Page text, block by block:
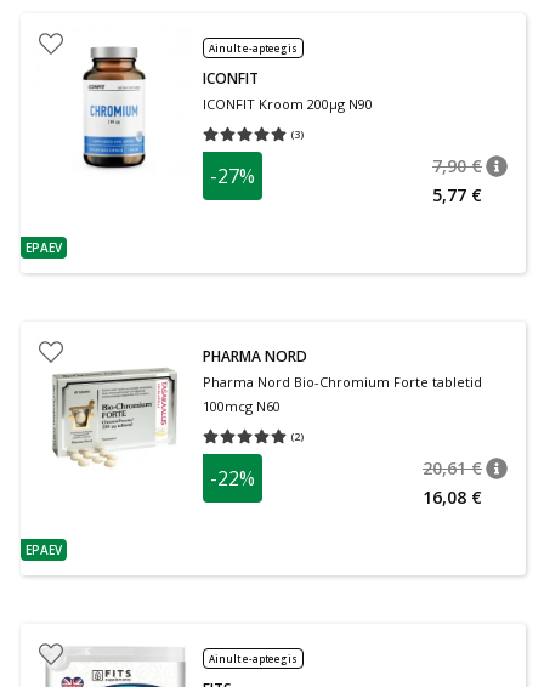
nõuanne
EPAEV
Ainult e-apteegis
ICONFIT
ICONFIT Kroom 200μg N90
(3)
Keskmine hinnang 5.00
-27% 7,90 €
5,77 €
nõuanne
EPAEV
PHARMA NORD
Pharma Nord Bio-Chromium Forte tabletid
100mcg N60
(2)
Keskmine hinnang 5.00
-22% 20,61 €
16,08 €
Ainult e-apteegis